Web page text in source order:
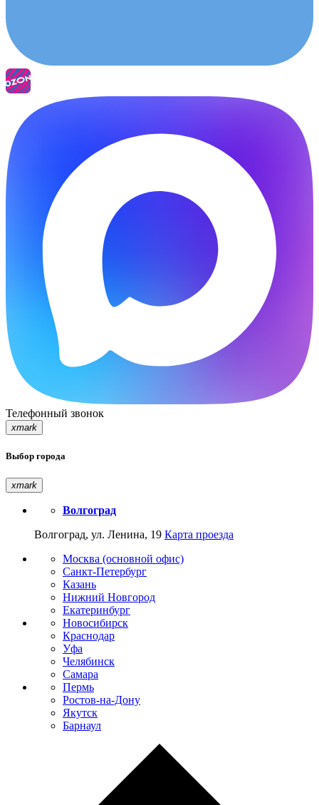
Телефонный звонок
xmark
Выбор города
xmark
Волгоград
Волгоград, ул. Ленина, 19 Карта проезда
Москва (основной офис)
Санкт-Петербург
Казань
Нижний Новгород
Екатеринбург
Новосибирск
Краснодар
Уфа
Челябинск
Самара
Пермь
Ростов-на-Дону
Якутск
Барнаул